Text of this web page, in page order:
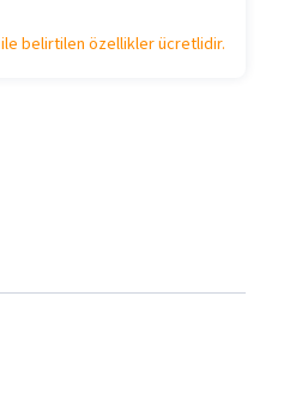
ile belirtilen özellikler ücretlidir.